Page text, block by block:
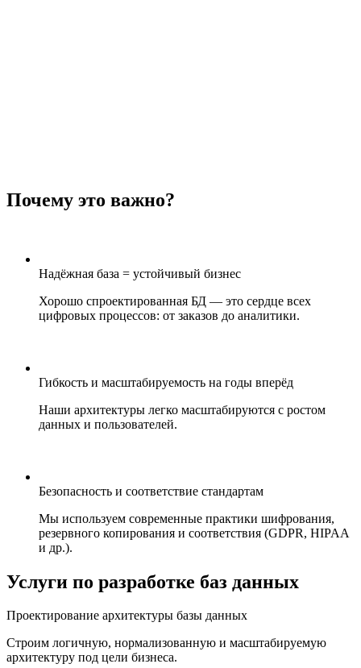
Почему это важно?
Надёжная база = устойчивый бизнес
Хорошо спроектированная БД — это сердце всех
цифровых процессов: от заказов до аналитики.
Гибкость и масштабируемость на годы вперёд
Наши архитектуры легко масштабируются с ростом
данных и пользователей.
Безопасность и соответствие стандартам
Мы используем современные практики шифрования,
резервного копирования и соответствия (GDPR, HIPAA
и др.).
Услуги по разработке баз данных
Проектирование архитектуры базы данных
Строим логичную, нормализованную и масштабируемую
архитектуру под цели бизнеса.